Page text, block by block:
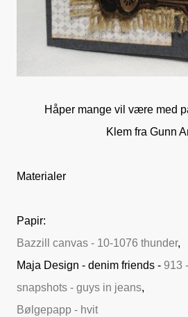
Håper mange vil være med
Klem fra Gunn
Materialer
Papir:
Bazzill canvas - 10-1076 thunder,
Maja Design - denim friends - 913
snapshots - guys in jeans,
Bølgepapp - hvit